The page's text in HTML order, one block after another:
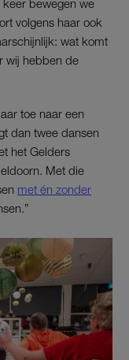
bewegen we
volgens haar ook
wat komt
wij hebben de
toe naar een
dan twee dansen
het Gelders
Met die
met én zonder